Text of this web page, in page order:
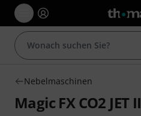
Nebelmaschinen
Magic FX CO2 JET II